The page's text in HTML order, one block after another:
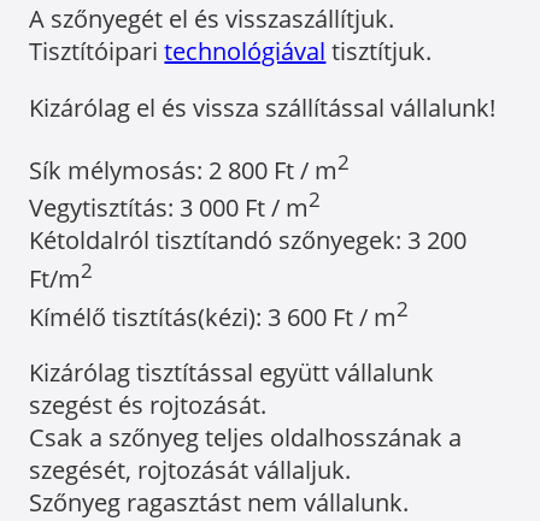
A szőnyegét el és visszaszállítjuk.
Tisztítóiparitechnológiával tisztítjuk.
Kizárólag el és vissza szállítással vállalunk!
Sík mélymosás: 2 800 Ft / m2
Vegytisztítás: 3 000 Ft / m2
Kétoldalról tisztítandó szőnyegek: 3 200
Ft/m2
Kímélő tisztítás(kézi): 3 600 Ft / m2
Kizárólag tisztítással együtt vállalunk
szegést és rojtozását.
Csak a szőnyeg teljes oldalhosszának a
szegését, rojtozását vállaljuk.
Szőnyeg ragasztást nem vállalunk.